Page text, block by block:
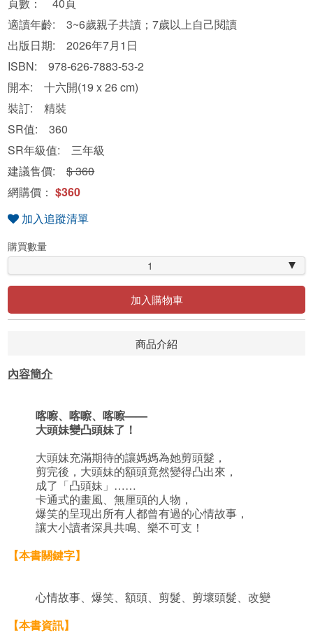
適讀年齡: 3~6歲親子共讀；7歲以上自己閱讀
出版日期: 2026年7月1日
ISBN: 978-626-7883-53-2
開本: 十六開(19 x 26 cm)
裝訂: 精裝
SR值: 360
SR年級值: 三年級
建議售價:$ 360
網購價：$360
加入追蹤清單
購買數量
1
加入購物車
商品介紹
內容簡介
喀嚓、喀嚓、喀嚓——
大頭妹變凸頭妹了！
大頭妹充滿期待的讓媽媽為她剪頭髮，
剪完後，大頭妹的額頭竟然變得凸出來，
成了「凸頭妹」……
卡通式的畫風、無厘頭的人物，
爆笑的呈現出所有人都曾有過的心情故事，
讓大小讀者深具共鳴、樂不可支！
【本書關鍵字】
心情故事、爆笑、額頭、剪髮、剪壞頭髮、改變
【本書資訊】